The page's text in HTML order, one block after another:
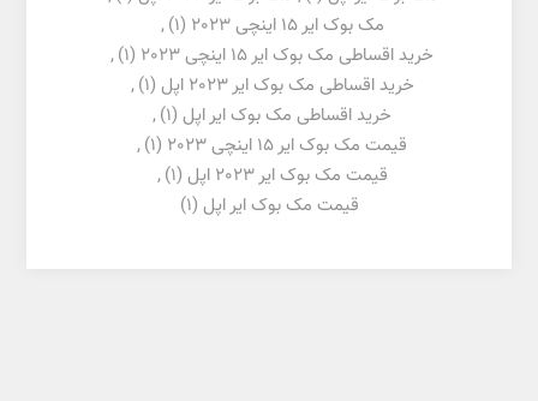
مک بوک ایر 15 اینچی 2023
(1)
,
خرید اقساطی مک بوک ایر 15 اینچی 2023
(1)
,
خرید اقساطی مک بوک ایر 2023 اپل
(1)
,
خرید اقساطی مک بوک ایر اپل (1)
,
قیمت مک بوک ایر 15 اینچی 2023
(1)
,
قیمت مک بوک ایر 2023 اپل
(1)
,
قیمت مک بوک ایر اپل (1)